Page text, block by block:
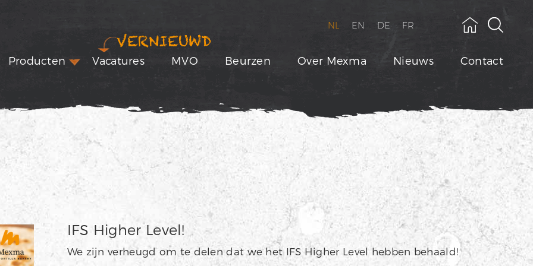
Producten
VERNIEUWD
Vacatures MVO Beurzen Over Mexma Nieuws Contact
NL EN DE FR
IFS Higher Level!
We zijn verheugd om te delen dat we het IFS Higher Level hebben behaald!